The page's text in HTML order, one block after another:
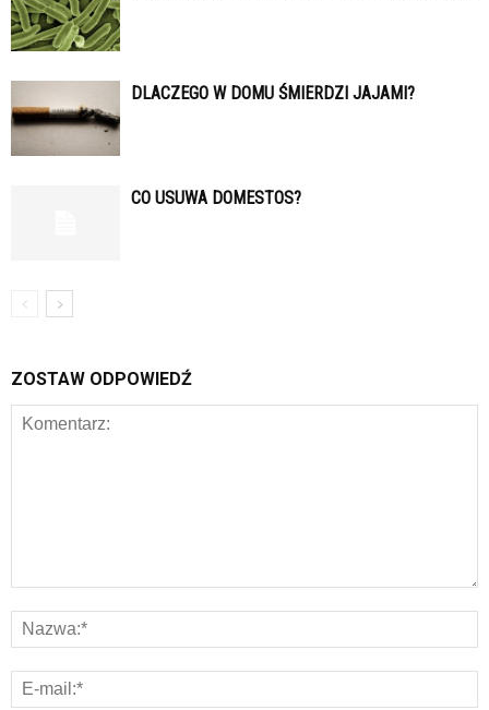
DLACZEGO W DOMU ŚMIERDZI JAJAMI?
CO USUWA DOMESTOS?
ZOSTAW ODPOWIEDŹ